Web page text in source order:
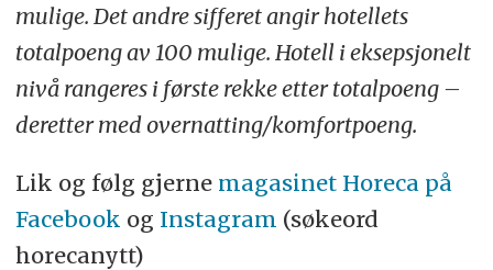
mulige. Det andre sifferet angir hotellets
totalpoeng av 100 mulige. Hotell i eksepsjonelt
nivå rangeres i første rekke etter totalpoeng –
deretter med overnatting/komfortpoeng.
Lik og følg gjerne magasinet Horeca på
Facebook og Instagram (søkeord
horecanytt)